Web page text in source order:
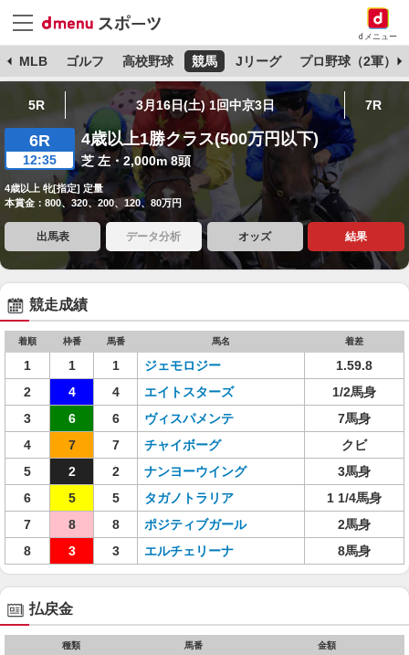
dメニュー
MLB ゴルフ 高校野球 競馬 Jリーグ プロ野球（2軍）
5R 3月16日(土) 1回中京3日 7R
6R
12:35
4歳以上1勝クラス(500万円以下)
芝 左・2,000m 8頭
4歳以上 牝[指定] 定量
本賞金：800、320、200、120、80万円
出馬表 データ分析 オッズ 結果
競走成績
着順 枠番 馬番 馬名 着差
1 1 1 ジェモロジー
1.59.8
2
4 4 エイトスターズ
1/2馬身
3
6 6 ヴィスパメンテ
7馬身
4
7 7 チャイボーグ
クビ
5
2 2 ナンヨーウイング
3馬身
6
5 5 タガノトラリア
1 1/4馬身
7
8 8 ポジティブガール
2馬身
8
3 3 エルチェリーナ 8馬身
払戻金
種類 馬番 金額